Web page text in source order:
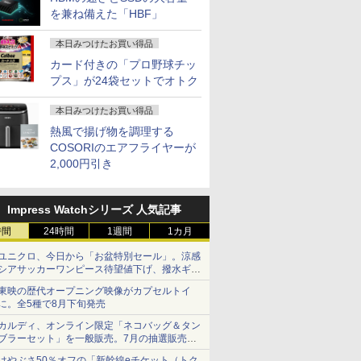
を兼ね備えた「HBF」
本日みつけたお買い得品
カード付きの「プロ野球チッ
プス」が24袋セットでオトク
本日みつけたお買い得品
熱風で揚げ物を調理する
COSORIのエアフライヤーが
2,000円引き
Impress Watchシリーズ 人気記事
24時間 1週間 1カ月
ニクロ、今日から「お盆特別セール」。涼感
アサッカーワンピース待望値下げ、撥水ギア
ョーツは1990円に
映の歴代オープニング映像がカプセルトイ
。全5種で8月下旬発売
ルディ、オンライン限定「ネコバッグ＆タン
ラーセット」を一般販売。7月の抽選販売の
選無効分